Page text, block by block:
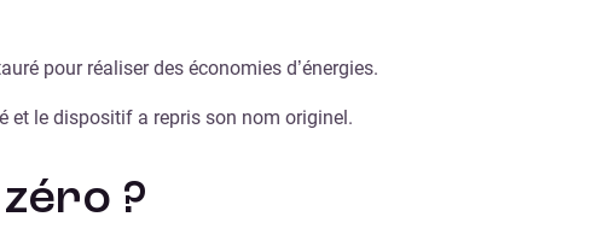
pour réaliser des économies d’énergies.
et le dispositif a repris son nom originel.
?